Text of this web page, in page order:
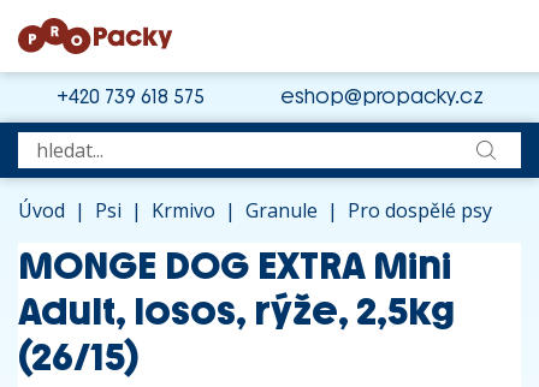
+420 739 618 575 eshop@propacky.cz
Úvod | Psi | Krmivo | Granule | Pro dospělé psy
MONGE DOG EXTRA Mini
Adult, losos, rýže, 2,5kg
(26/15)